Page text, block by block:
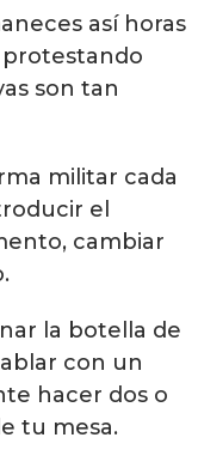
así horas
son tan
militar cada
el
cambiar
la botella de
con un
hacer dos o
tu mesa.